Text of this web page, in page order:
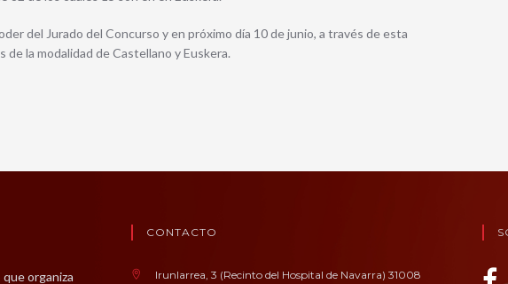
del Jurado del Concurso y en próximo día 10 de junio, a través de esta
de la modalidad de Castellano y Euskera.
organiza
CONTACTO
Irunlarrea, 3 (Recinto del Hospital de Navarra) 31008